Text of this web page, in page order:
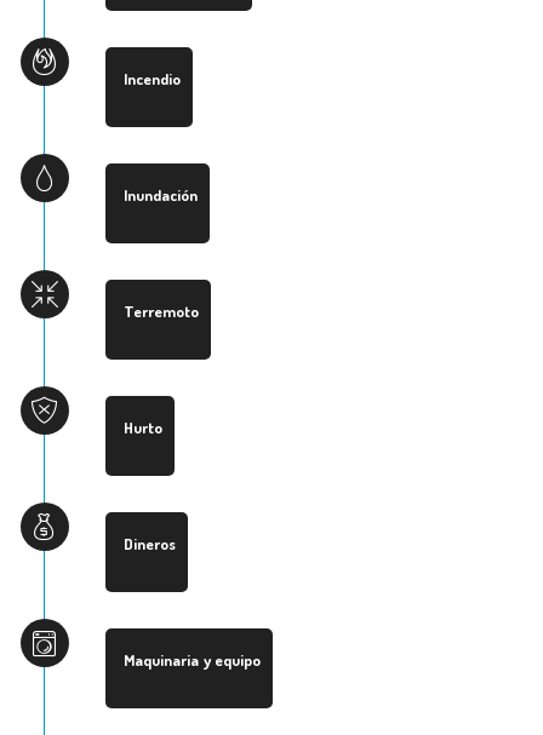
Incendio
Inundación
Terremoto
Hurto
Dineros
Maquinaria y equipo